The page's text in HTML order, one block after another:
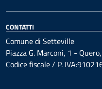
CONTATTI
Comune di Setteville
Piazza G. Marconi, 1 -
Codice fiscale / P.